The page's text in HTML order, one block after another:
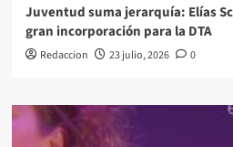
Juventud suma jerarquía: Elías
gran incorporación para la DTA
Redaccion 23 julio, 2026 0